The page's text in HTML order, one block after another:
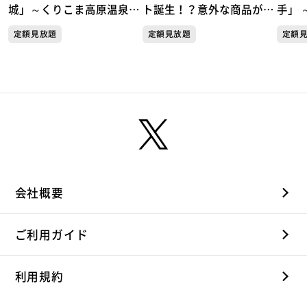
城」～くりこま高原温泉郷
定額見放題
ト誕生！？意外な商品が人
だけしか楽しめない極上の
定額見放題
手」
定額
会社概要
ご利用ガイド
利用規約